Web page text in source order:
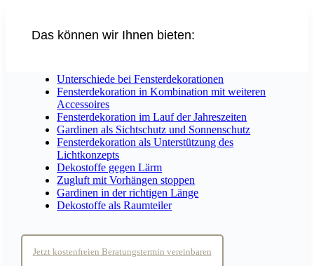
Das können wir Ihnen bieten:
Unterschiede bei Fensterdekorationen
Fensterdekoration in Kombination mit weiteren
Accessoires
Fensterdekoration im Lauf der Jahreszeiten
Gardinen als Sichtschutz und Sonnenschutz
Fensterdekoration als Unterstützung des
Lichtkonzepts
Dekostoffe gegen Lärm
Zugluft mit Vorhängen stoppen
Gardinen in der richtigen Länge
Dekostoffe als Raumteiler
Jetzt kostenfreien Beratungstermin vereinbaren